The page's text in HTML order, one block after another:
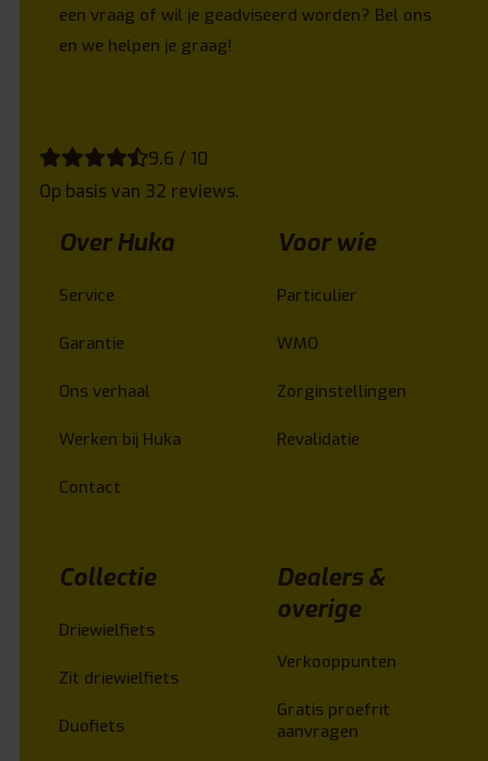
een vraag of wil je geadviseerd worden? Bel ons
en we helpen je graag!
9.6 / 10
Op basis van 32 reviews.
Over Huka
Service
Garantie
Ons verhaal
Werken bij Huka
Contact
Voor wie
Particulier
WMO
Zorginstellingen
Revalidatie
Collectie
Driewielfiets
Zit driewielfiets
Duofiets
Dealers &
overige
Verkooppunten
Gratis proefrit
aanvragen